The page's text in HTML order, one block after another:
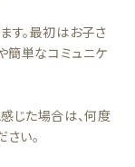
す。最初はお子さ
簡単なコミュニケ
じた場合は、何度
い。